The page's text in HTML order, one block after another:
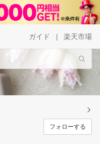
ガイド 楽天市場
フォローする